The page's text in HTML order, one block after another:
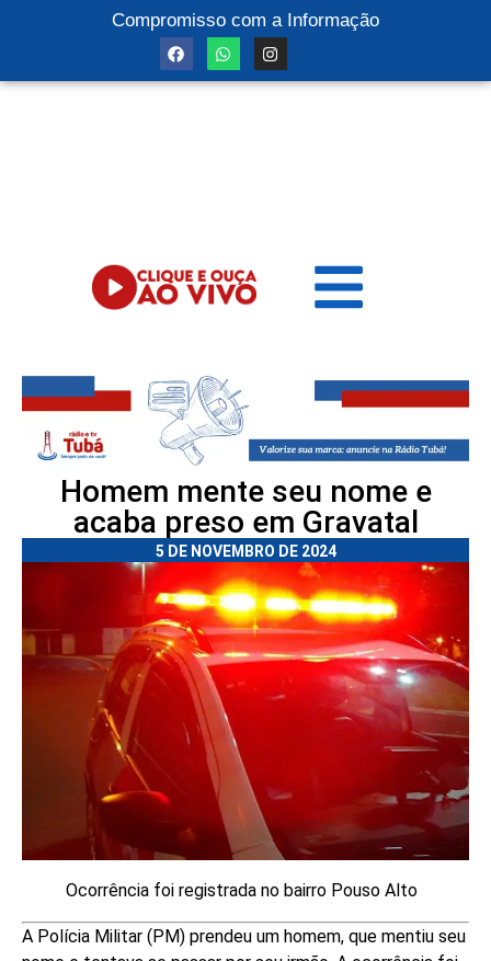
Compromisso com a Informação
Homem mente seu nome e
acaba preso em Gravatal
5 DE NOVEMBRO DE 2024
Ocorrência foi registrada no bairro Pouso Alto
A Polícia Militar (PM) prendeu um homem, que mentiu seu